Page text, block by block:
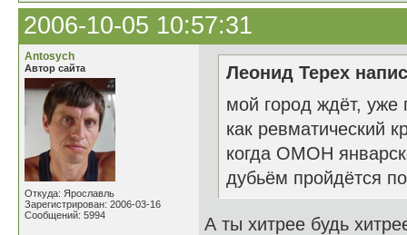
2006-10-05 10:57:31
Antosych
Автор сайта
Откуда: Ярославль
Зарегистрирован: 2006-03-16
Сообщений: 5994
Леонид Терех
мой город ждёт, уже
как ревматический
когда ОМОН
дубьём пройдётся
А ты хитрее будь